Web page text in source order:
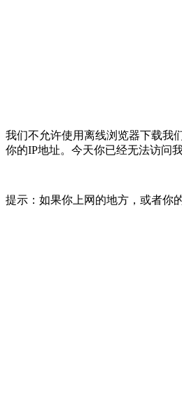
我们不允许使用离线浏览器下载我
你的IP地址。今天你已经无法访问
提示：如果你上网的地方，或者你